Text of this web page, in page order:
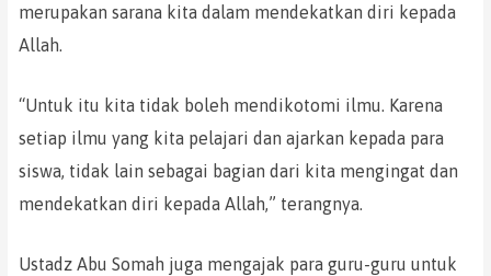
merupakan sarana kita dalam mendekatkan diri kepada
Allah.
“Untuk itu kita tidak boleh mendikotomi ilmu. Karena
setiap ilmu yang kita pelajari dan ajarkan kepada para
siswa, tidak lain sebagai bagian dari kita mengingat dan
mendekatkan diri kepada Allah,” terangnya.
Ustadz Abu Somah juga mengajak para guru-guru untuk